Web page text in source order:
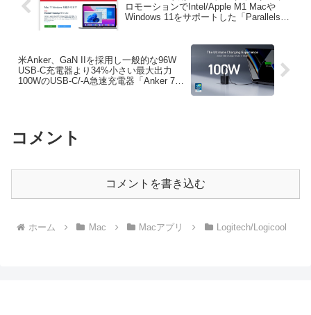
ロモーションでIntel/Apple M1 Macや
Windows 11をサポートした「Parallels
米Anker、GaN IIを採用し一般的な96W
USB-C充電器より34%小さい最大出力
100WのUSB-C/-A急速充電器「Anker 736
コメント
コメントを書き込む
ホーム Mac Macアプリ Logitech/Logicool